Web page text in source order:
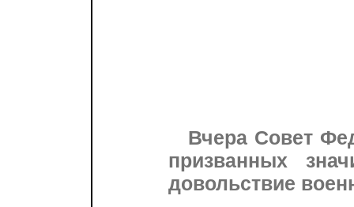
Вчера Совет
призванных
довольствие